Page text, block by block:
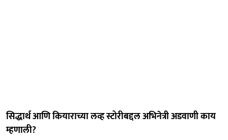
सिद्धार्थ आणि कियाराच्या लव्ह स्टोरीबद्दल अभिनेत्री अडवाणी काय
म्हणाली?